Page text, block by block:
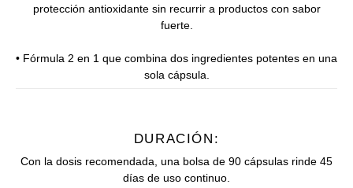
protección antioxidante sin recurrir a productos con sabor
fuerte.
• Fórmula 2 en 1 que combina dos ingredientes potentes en una
sola cápsula.
DURACIÓN:
Con la dosis recomendada, una bolsa de 90 cápsulas rinde 45
días de uso continuo.